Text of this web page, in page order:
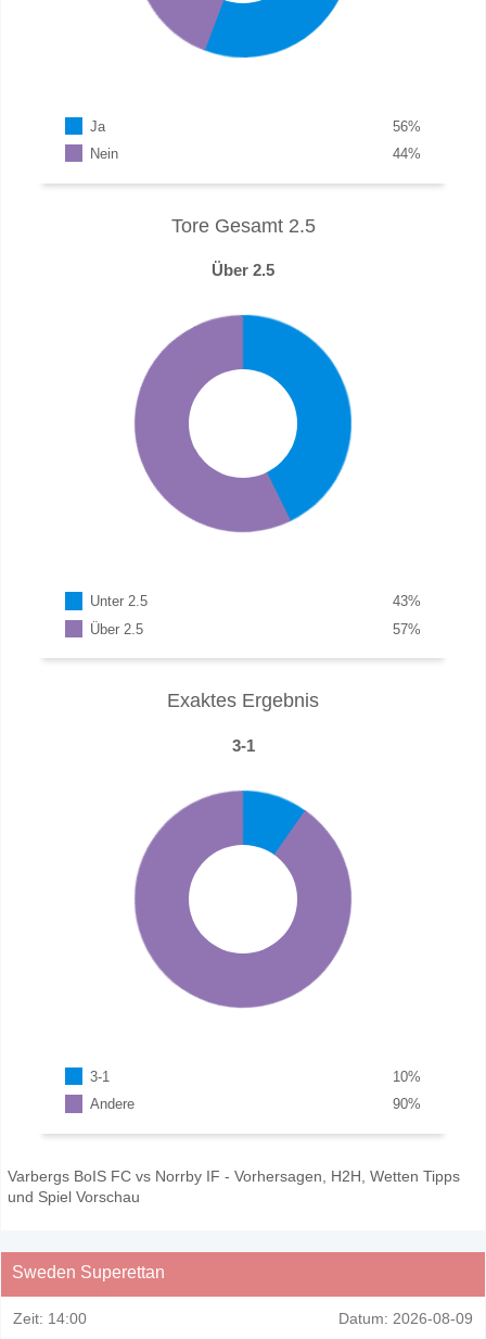
Ja %
56
Nein
%
44
Tore Gesamt 2.5
Über 2.5
Unter 2.5 %
43
Über 2.5
%
57
Exaktes Ergebnis
3-1
3-1 %
10
Andere
%
90
Varbergs BoIS FC vs Norrby IF - Vorhersagen, H2H, Wetten Tipps
und Spiel Vorschau
Sweden Superettan
Zeit: 14:00 Datum: 2026-08-09